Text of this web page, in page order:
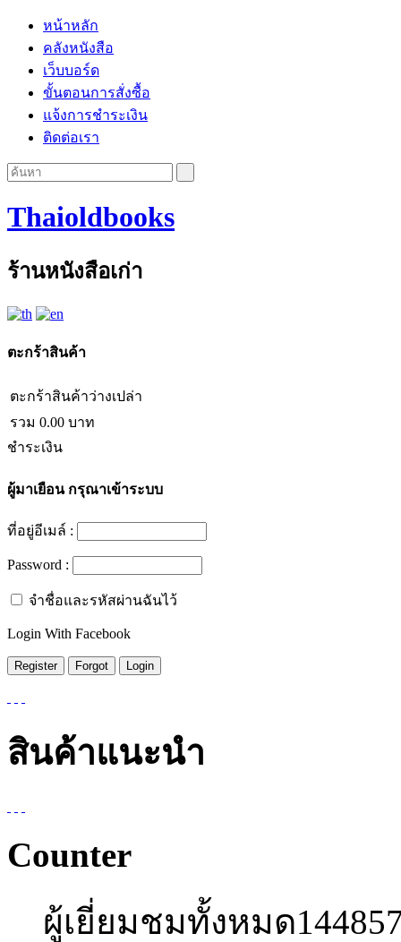
หน้าหลัก
คลังหนังสือ
เว็บบอร์ด
ขั้นตอนการสั่งซื้อ
แจ้งการชำระเงิน
ติดต่อเรา
Thaioldbooks
ร้านหนังสือเก่า
ตะกร้าสินค้า
ตะกร้าสินค้าว่างเปล่า
รวม 0.00 บาท
ชำระเงิน
ผู้มาเยือนกรุณาเข้าระบบ
ที่อยู่อีเมล์ :
Password :
จำชื่อและรหัสผ่านฉันไว้
Login With Facebook
สินค้าแนะนำ
Counter
ผู้เยี่ยมชมทั้งหมด